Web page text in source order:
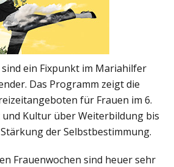
ein Fixpunkt im Mariahilfer
Das Programm zeigt die
für Frauen im 6.
und Kultur über Weiterbildung bis
der Selbstbestimmung.
Frauenwochen sind heuer sehr